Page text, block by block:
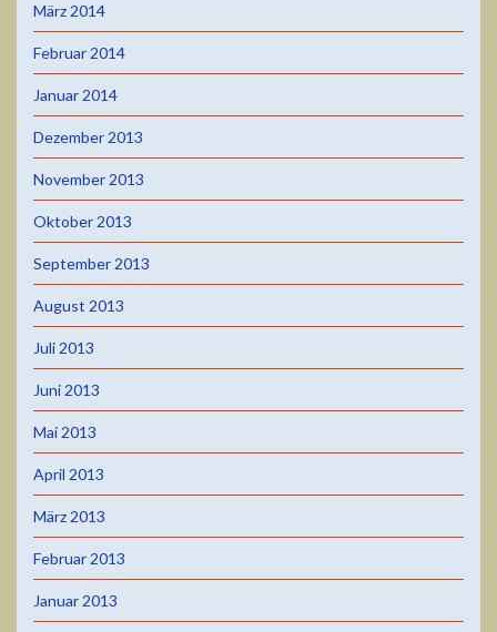
März 2014
Februar 2014
Januar 2014
Dezember 2013
November 2013
Oktober 2013
September 2013
August 2013
Juli 2013
Juni 2013
Mai 2013
April 2013
März 2013
Februar 2013
Januar 2013